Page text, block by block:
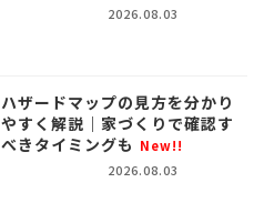
2026.08.03
ハザードマップの見方を分かり
やすく解説｜家づくりで確認す
べきタイミングも New!!
2026.08.03